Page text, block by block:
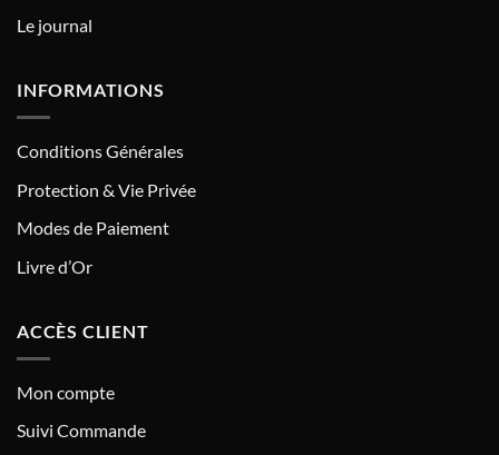
Le journal
INFORMATIONS
Conditions Générales
Protection & Vie Privée
Modes de Paiement
Livre d’Or
ACCÈS CLIENT
Mon compte
Suivi Commande